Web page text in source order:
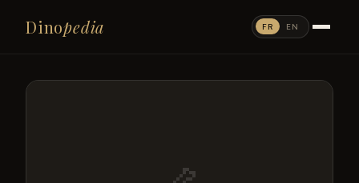
Dinopedia FR EN